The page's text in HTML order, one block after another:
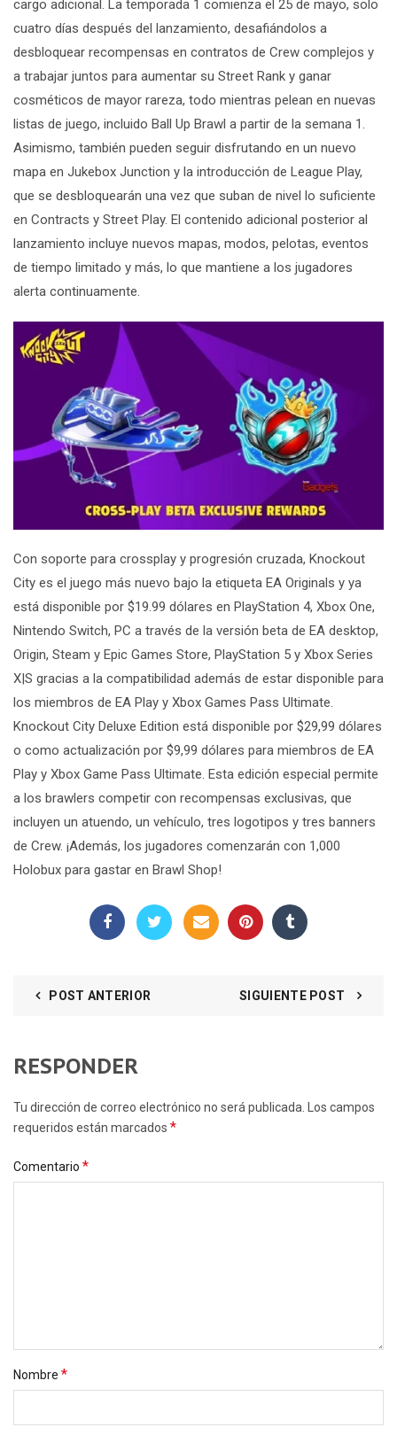
cargo adicional. La temporada 1 comienza el 25 de mayo, solo
cuatro días después del lanzamiento, desafiándolos a
desbloquear recompensas en contratos de Crew complejos y
a trabajar juntos para aumentar su Street Rank y ganar
cosméticos de mayor rareza, todo mientras pelean en nuevas
listas de juego, incluido Ball Up Brawl a partir de la semana 1.
Asimismo, también pueden seguir disfrutando en un nuevo
mapa en Jukebox Junction y la introducción de League Play,
que se desbloquearán una vez que suban de nivel lo suficiente
en Contracts y Street Play. El contenido adicional posterior al
lanzamiento incluye nuevos mapas, modos, pelotas, eventos
de tiempo limitado y más, lo que mantiene a los jugadores
alerta continuamente.
Con soporte para crossplay y progresión cruzada, Knockout
City es el juego más nuevo bajo la etiqueta EA Originals y ya
está disponible por $19.99 dólares en PlayStation 4, Xbox One,
Nintendo Switch, PC a través de la versión beta de EA desktop,
Origin, Steam y Epic Games Store, PlayStation 5 y Xbox Series
X|S gracias a la compatibilidad además de estar disponible para
los miembros de EA Play y Xbox Games Pass Ultimate.
Knockout City Deluxe Edition está disponible por $29,99 dólares
o como actualización por $9,99 dólares para miembros de EA
Play y Xbox Game Pass Ultimate. Esta edición especial permite
a los brawlers competir con recompensas exclusivas, que
incluyen un atuendo, un vehículo, tres logotipos y tres banners
de Crew. ¡Además, los jugadores comenzarán con 1,000
Holobux para gastar en Brawl Shop!
POST ANTERIOR SIGUIENTE POST
RESPONDER
Tu dirección de correo electrónico no será publicada. Los campos
requeridos están marcados *
Comentario *
Nombre *